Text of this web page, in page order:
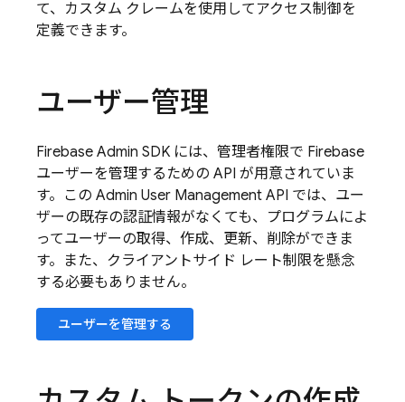
て、カスタム クレームを使用してアクセス制御を
定義できます。
ユーザー管理
Firebase Admin SDK には、管理者権限で Firebase
ユーザーを管理するための API が用意されていま
す。この Admin User Management API では、ユー
ザーの既存の認証情報がなくても、プログラムによ
ってユーザーの取得、作成、更新、削除ができま
す。また、クライアントサイド レート制限を懸念
する必要もありません。
ユーザーを管理する